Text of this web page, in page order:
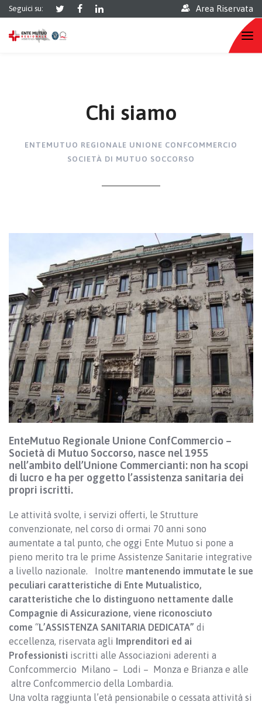
Seguici su: Area Riservata
Chi siamo
ENTEMUTUO REGIONALE UNIONE CONFCOMMERCIO
SOCIETÀ DI MUTUO SOCCORSO
EnteMutuo Regionale Unione ConfCommercio –
Società di Mutuo Soccorso, nasce nel 1955
nell’ambito dell’Unione Commercianti: non ha scopi
di lucro e ha per oggetto l’assistenza sanitaria dei
propri iscritti.
Le attività svolte, i servizi offerti, le Strutture
convenzionate, nel corso di ormai 70 anni sono
aumentate a tal punto, che oggi Ente Mutuo si pone a
pieno merito tra le prime Assistenze Sanitarie integrative
a livello nazionale. Inoltre mantenendo immutate le sue
peculiari caratteristiche di Ente Mutualistico,
caratteristiche che lo distinguono nettamente dalle
Compagnie di Assicurazione, viene riconosciuto
come “L’ASSISTENZA SANITARIA DEDICATA” di
eccellenza, riservata agli Imprenditori ed ai
Professionisti iscritti alle Associazioni aderenti a
Confcommercio Milano – Lodi – Monza e Brianza e alle
altre Confcommercio della Lombardia.
Una volta raggiunta l’età pensionabile o cessata attività si